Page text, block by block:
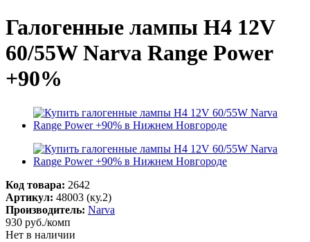
Галогенные лампы H4 12V
60/55W Narva Range Power
+90%
Код товара: 2642
Артикул: 48003 (ку.2)
Производитель: Narva
930 руб./комп
Нет в наличии